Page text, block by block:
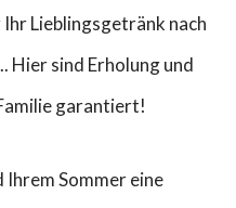
Lieblingsgetränk nach
Hier sind Erholung und
garantiert!
Sommer eine